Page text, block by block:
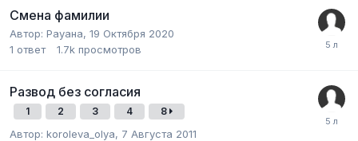
Смена фамилии
Автор: Рауана, 19 Октября 2020
1 ответ 1.7k просмотров
Развод без согласия
1 2 3 4 8
Автор: koroleva_olya, 7 Августа 2011